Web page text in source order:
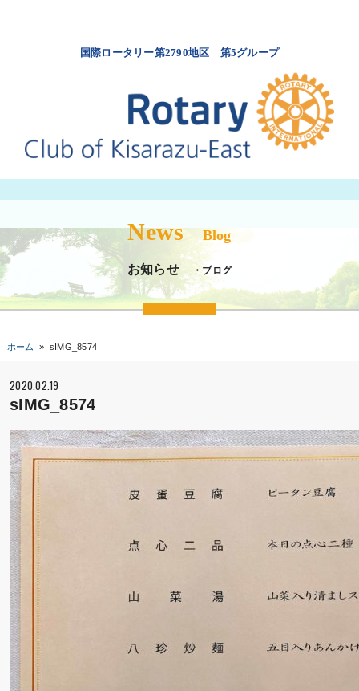
国際ロータリー第2790地区 第5グループ
News Blog
お知らせ ・ブログ
ホーム » sIMG_8574
2020.02.19
sIMG_8574